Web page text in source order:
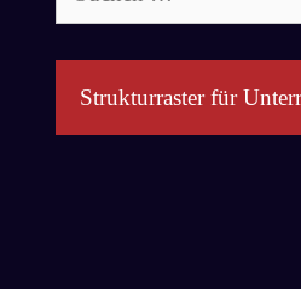
nach:
Strukturraster für